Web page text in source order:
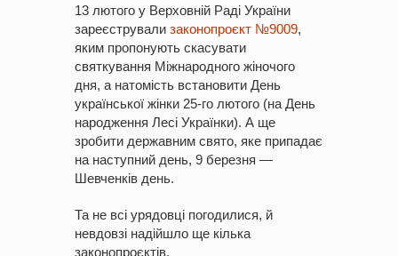
13 лютого у Верховній Раді України
зареєстрували законопроєкт №9009,
яким пропонують скасувати
святкування Міжнародного жіночого
дня, а натомість встановити День
української жінки 25-го лютого (на День
народження Лесі Українки). А ще
зробити державним свято, яке припадає
на наступний день, 9 березня —
Шевченків день.
Та не всі урядовці погодилися, й
невдовзі надійшло ще кілька
законопроєктів.